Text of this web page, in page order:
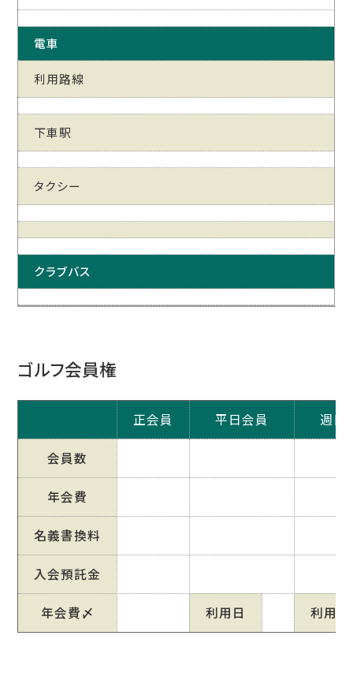
電車
利用路線
下車駅
タクシー
クラブバス
ゴルフ会員権
正会員 平日会員 週日
会員数
年会費
名義書換料
入会預託金
年会費〆 利用日 利用日